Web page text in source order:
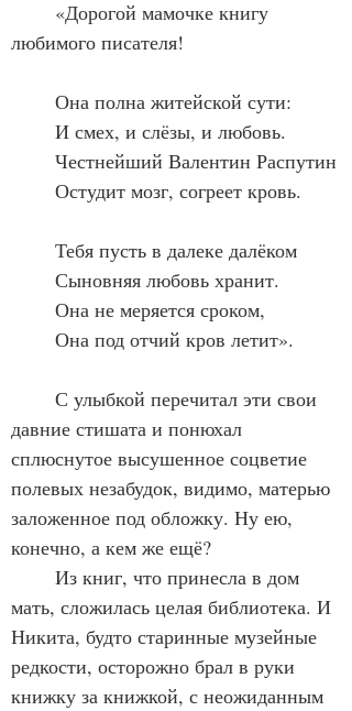
любимого писателя!
	Она полна житейской сути:
	И смех, и слёзы, и любовь.
	Честнейший Валентин Распутин
	Остудит мозг, согреет кровь.
	Тебя пусть в далеке далёком
	Сыновняя любовь хранит.
	Она не меряется сроком,
	Она под отчий кров летит».
давние стишата и понюхал
сплюснутое высушенное соцветие
полевых незабудок, видимо, матерью
заложенное под обложку. Ну ею,
конечно, а кем же ещё?
мать, сложилась целая библиотека. И
Никита, будто старинные музейные
редкости, осторожно брал в руки
книжку за книжкой, с неожиданным